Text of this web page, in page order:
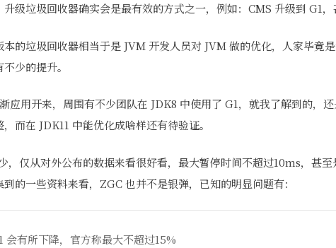
级垃圾回收器确实会是最有效的方式之一，例如：CMS 升级到 G1，
的垃圾回收器相当于是 JVM 开发人员对 JVM 做的优化，人家毕竟
少的提升。
应用开来，周围有不少团队在 JDK8 中使用了 G1，就我了解到的，
而在 JDK11 中能优化成啥样还有待验证。
，仅从对外公布的数据来看很好看，最大暂停时间不超过10ms，甚
的一些资料来看，ZGC 也并不是银弹，已知的明显问题有：
会有所下降，官方称最大不超过15%